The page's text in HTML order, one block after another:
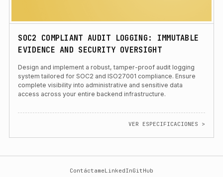
SOC2 COMPLIANT AUDIT LOGGING: IMMUTABLE
EVIDENCE AND SECURITY OVERSIGHT
Design and implement a robust, tamper-proof audit logging
system tailored for SOC2 and ISO27001 compliance. Ensure
complete visibility into administrative and sensitive data
access across your entire backend infrastructure.
VER ESPECIFICACIONES >
ContáctameLinkedInGitHub